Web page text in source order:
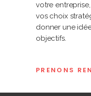
votre
vos choix
donner une
objectifs.
PRENONS